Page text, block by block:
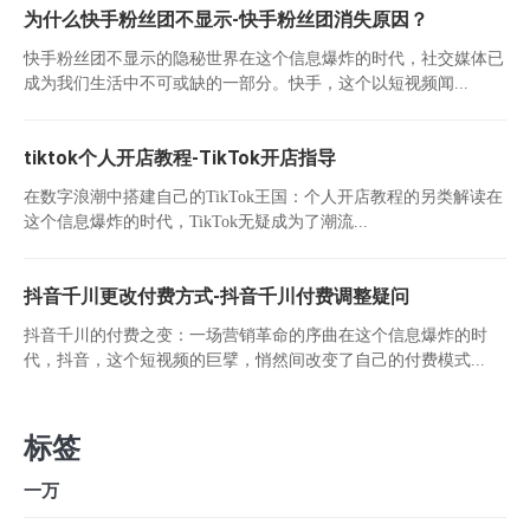
为什么快手粉丝团不显示-快手粉丝团消失原因？
快手粉丝团不显示的隐秘世界在这个信息爆炸的时代，社交媒体已
成为我们生活中不可或缺的一部分。快手，这个以短视频闻...
tiktok个人开店教程-TikTok开店指导
在数字浪潮中搭建自己的TikTok王国：个人开店教程的另类解读在
这个信息爆炸的时代，TikTok无疑成为了潮流...
抖音千川更改付费方式-抖音千川付费调整疑问
抖音千川的付费之变：一场营销革命的序曲在这个信息爆炸的时
代，抖音，这个短视频的巨擘，悄然间改变了自己的付费模式...
标签
一万